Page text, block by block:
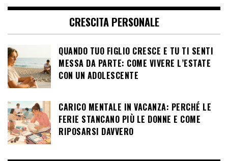
CRESCITA PERSONALE
QUANDO TUO FIGLIO CRESCE E TU TI SENTI
MESSA DA PARTE: COME VIVERE L’ESTATE
CON UN ADOLESCENTE
CARICO MENTALE IN VACANZA: PERCHÉ LE
FERIE STANCANO PIÙ LE DONNE E COME
RIPOSARSI DAVVERO